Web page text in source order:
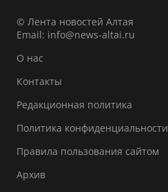
© Лента новостей Алтая
Email: info@news-altai.ru
О нас
Контакты
Редакционная политика
Политика конфиденциальности
Правила пользования сайтом
Архив